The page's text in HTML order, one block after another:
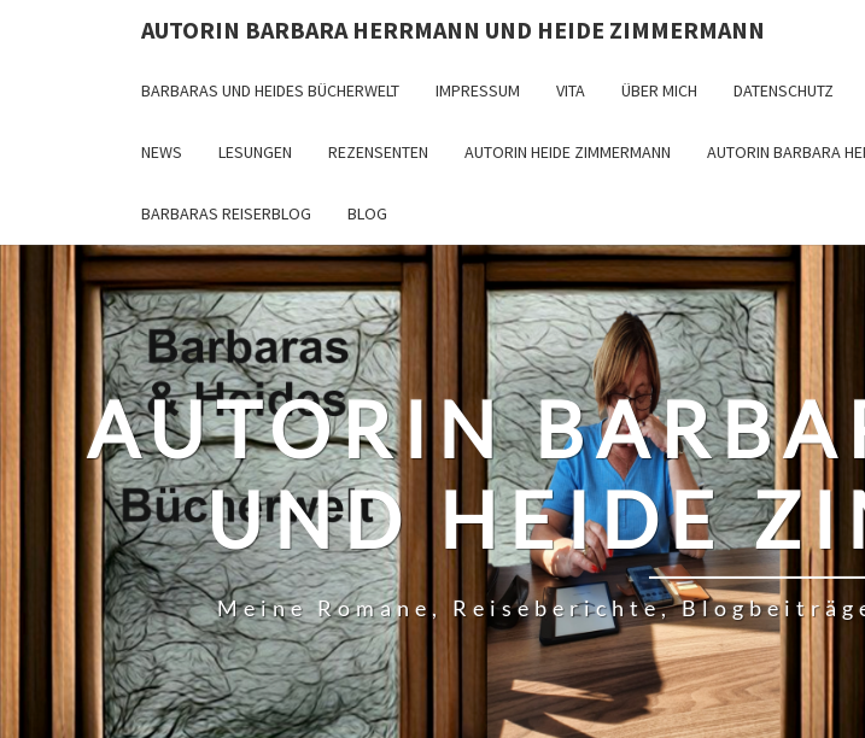
AUTORIN BARBARA HERRMANN UND HEIDE ZIMMERMANN
BARBARAS UND HEIDES BÜCHERWELT IMPRESSUM VITA ÜBER MICH DATENSCHUTZ
NEWS LESUNGEN REZENSENTEN AUTORIN HEIDE ZIMMERMANN AUTORIN BARBARA
BARBARAS REISERBLOG BLOG
AUTORIN
UND HEIDE
Meine Romane, Reiseberichte,